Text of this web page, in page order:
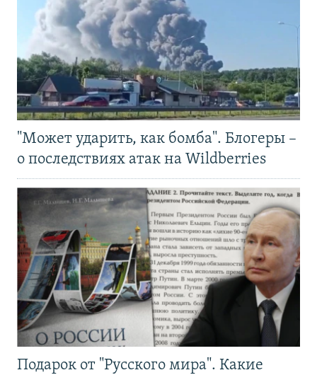
"Может ударить, как бомба". Блогеры –
о последствиях атак на Wildberries
Подарок от "Русского мира". Какие